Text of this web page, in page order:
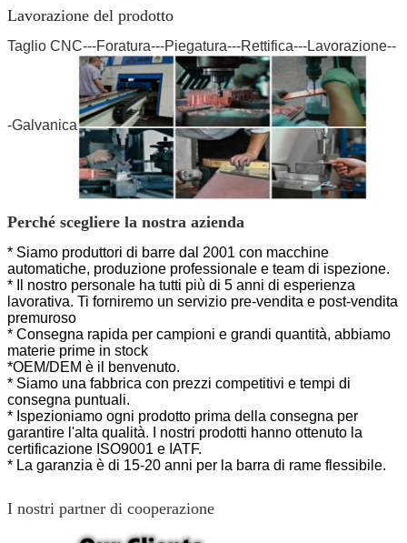
Lavorazione del prodotto
Taglio CNC---Foratura---Piegatura---Rettifica---Lavorazione--
-Galvanica
Perché scegliere la nostra azienda
* Siamo produttori di barre dal 2001 con macchine
automatiche, produzione professionale e team di ispezione.
* Il nostro personale ha tutti più di 5 anni di esperienza
lavorativa. Ti forniremo un servizio pre-vendita e post-vendita
premuroso
* Consegna rapida per campioni e grandi quantità, abbiamo
materie prime in stock
*OEM/DEM è il benvenuto.
* Siamo una fabbrica con prezzi competitivi e tempi di
consegna puntuali.
* Ispezioniamo ogni prodotto prima della consegna per
garantire l'alta qualità. I nostri prodotti hanno ottenuto la
certificazione ISO9001 e IATF.
* La garanzia è di 15-20 anni per la barra di rame flessibile.
I nostri partner di cooperazione